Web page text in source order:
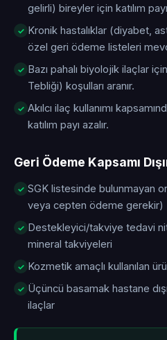
gelirli) bireyler için katılım payı
Kronik hastalıklar (diyabet,
özel geri ödeme listeleri
Bazı pahalı biyolojik ilaçlar
Tebliği) koşulları aranır.
Akılcı ilaç kullanımı
katılım payı azalır.
Geri Ödeme Kapsamı
SGK listesinde bulunmayan
veya cepten ödeme gerekir)
Destekleyici/takviye tedavi
mineral takviyeleri
Kozmetik amaçlı kullanılan
Üçüncü basamak hastane
ilaçlar